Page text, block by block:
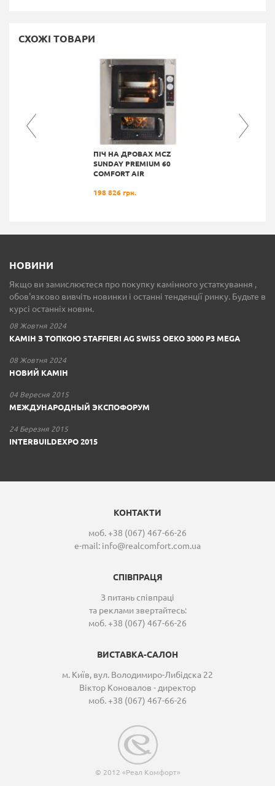
СХОЖІ ТОВАРИ
ПІЧ НА ДРОВАХ MCZ
SUNDAY PREMIUM 60
COMFORT AIR
198 826 грн.
НОВИНИ
Якщо ви замислюєтеся про покупку камінного устаткування ,
обов'язково вивчіть новинки і останні тенденції ринку. Будьте в
курсі останніх новин.
08 Жовтня 2024
КАМІН З ТОПКОЮ STAFFIERI AG SWISS OEKO 3000 P3 MEGA
08 Жовтня 2024
НОВИЙ КАМІН
04 Вересня 2015
МЕЖДУНАРОДНЫЙ ЭКСПОФОРУМ
24 Березня 2015
INTERBUILDEXPO 2015
КОНТАКТИ
моб. +38 (067) 467-66-26
e-mail: info@realcomfort.com.ua
СПІВПРАЦЯ
З питань співпраці
та реклами звертайтесь:
моб. +38 (067) 467-66-26
ВИСТАВКА-САЛОН
м. Київ, вул. Володимиро-Либідска 22
Віктор Коновалов - директор
моб. +38 (067) 467-66-26
© 2012 «Реал Комфорт»